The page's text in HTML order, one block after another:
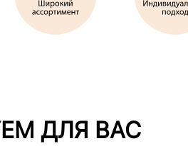
ДЛЯ ВАС